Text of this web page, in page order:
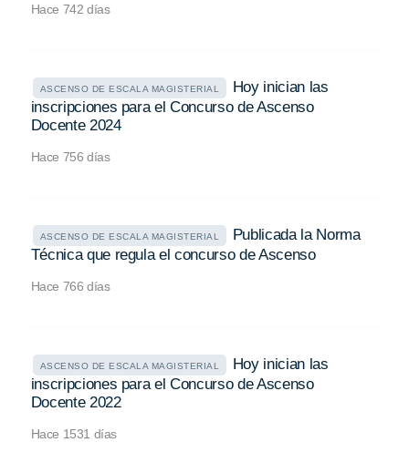
Hace 742 días
ASCENSO DE ESCALA MAGISTERIAL
Hoy inician las
inscripciones para el Concurso de Ascenso
Docente 2024
Hace 756 días
ASCENSO DE ESCALA MAGISTERIAL
Publicada la Norma
Técnica que regula el concurso de Ascenso
Hace 766 días
ASCENSO DE ESCALA MAGISTERIAL
Hoy inician las
inscripciones para el Concurso de Ascenso
Docente 2022
Hace 1531 días